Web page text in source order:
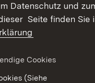
Barrierefreiheit
Impressum
Datenschutz und
Seite finden Sie
Cookies
(Siehe